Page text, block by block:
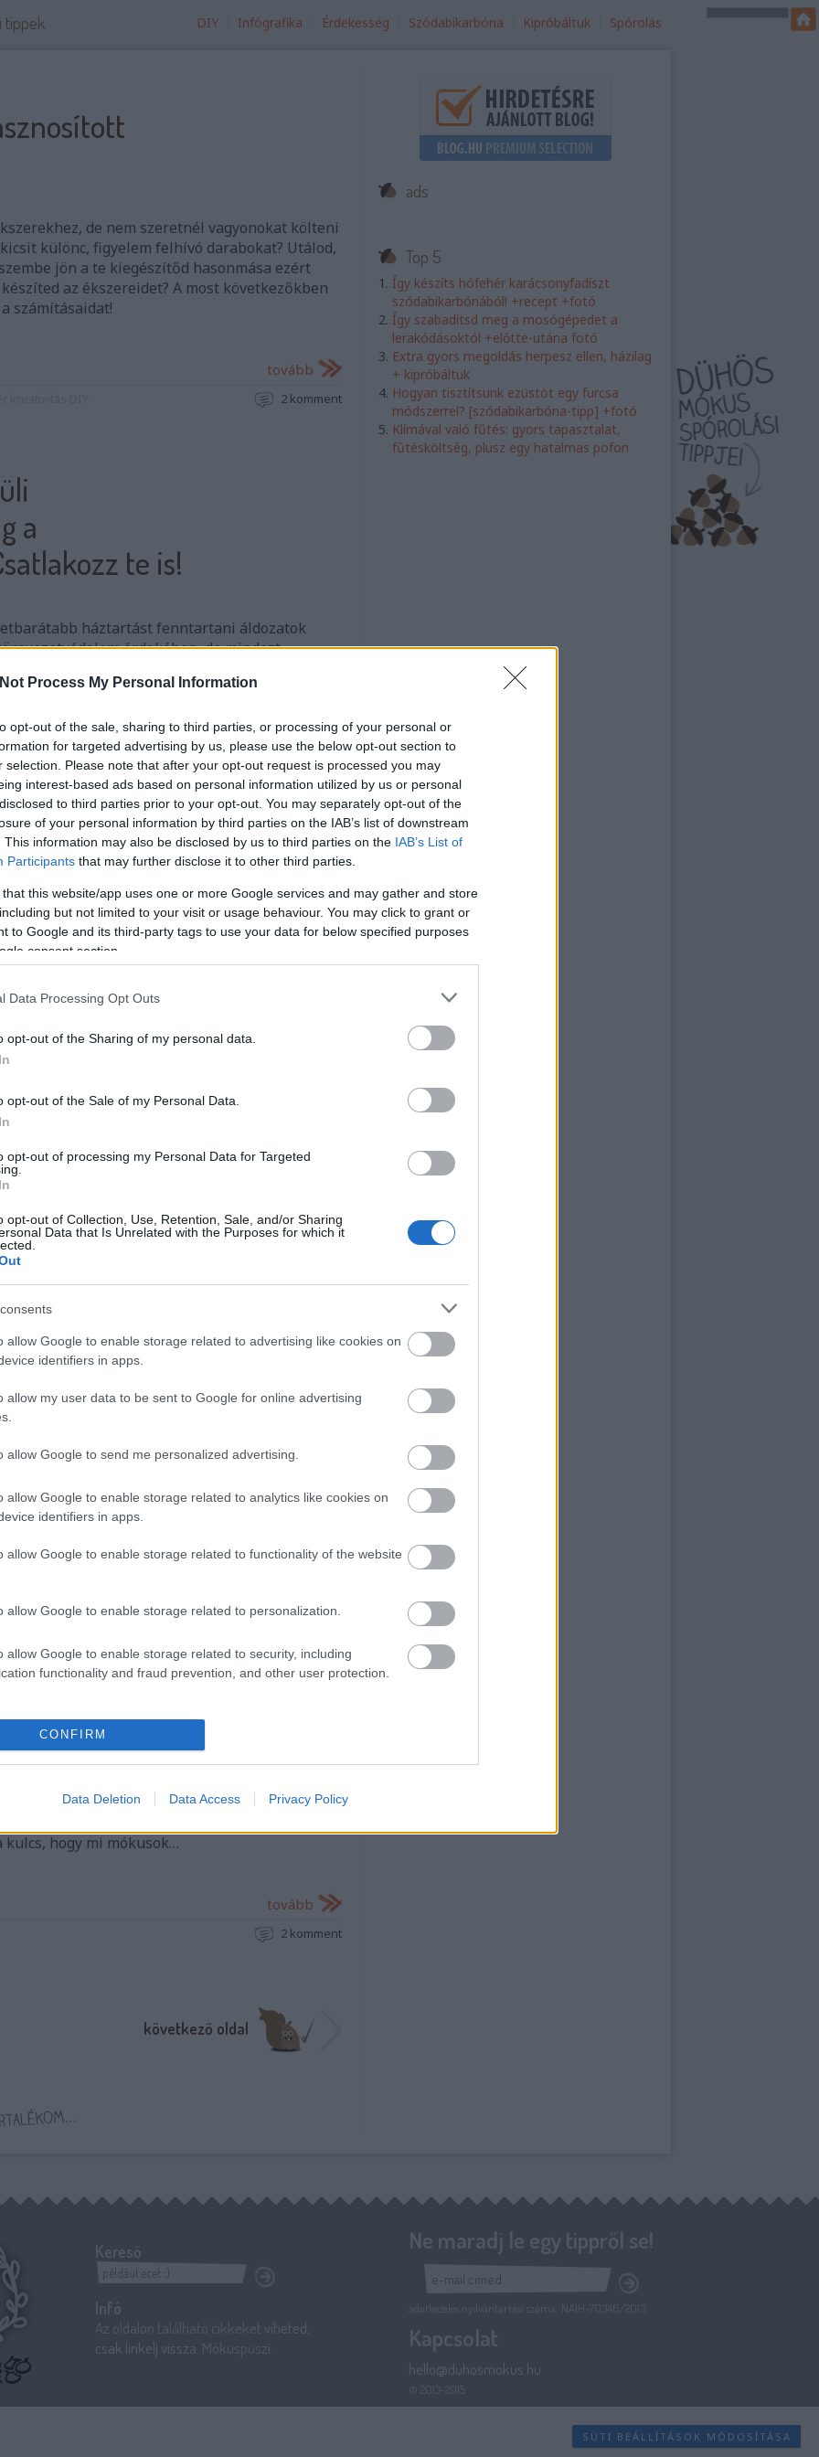
Process My Personal Information
opt-out of the sale, sharing to third parties, or processing of your personal or
for targeted advertising by us, please use the below opt-out section to
selection. Please note that after your opt-out request is processed you may
interest-based ads based on personal information utilized by us or personal
to third parties prior to your opt-out. You may separately opt-out of the
of your personal information by third parties on the IAB’s list of downstream
This information may also be disclosed by us to third parties on the IAB’s List of
Participants that may further disclose it to other third parties.
that this website/app uses one or more Google services and may gather and store
but not limited to your visit or usage behaviour. You may click to grant or
to Google and its third-party tags to use your data for below specified purposes
consent section.
Data Processing Opt Outs
opt-out of the Sharing of my personal data.
opt-out of the Sale of my Personal Data.
opt-out of processing my Personal Data for Targeted
opt-out of Collection, Use, Retention, Sale, and/or Sharing
Data that Is Unrelated with the Purposes for which it
allow Google to enable storage related to advertising like cookies on
identifiers in apps.
allow my user data to be sent to Google for online advertising
allow Google to send me personalized advertising.
allow Google to enable storage related to analytics like cookies on
identifiers in apps.
allow Google to enable storage related to functionality of the website
allow Google to enable storage related to personalization.
allow Google to enable storage related to security, including
functionality and fraud prevention, and other user protection.
CONFIRM
Data Deletion Data Access Privacy Policy
tippek DIY Infógrafika Érdekesség Szódabikarbóna Kipróbáltuk Spórolás
de nem szeretnél vagyonokat költeni
különc, figyelem felhívó darabokat? Utálod,
jön a te kiegészítőd hasonmása ezért
az ékszereidet? A most következőkben
számításaidat!
tovább
2 komment
a
te is!
háztartást fenntartani áldozatok
érdekében, de mindezt
elindulhatsz ezen az úton!
tovább
praktikus háztartás sminkkörnyezetbarát
komment
chipset nassolni, akkor tarts velem és
használati tárgyat készíteni belőle.
a
hatalmas összegeket áldozni kedvenceikre. Most
szeretnénk kedvezni egy házilag is néhány
el
szóba?
megvannak a maga sajátosságai, amik részben
kint sötét és hideg van, a négy fal közti
kulcs, hogy mi mókusok…
tovább
2 komment
következő oldal
ads
Top 5
Így készíts hófehér karácsonyfadíszt
szódabikarbónából! +recept +fotó
Így szabadítsd meg a mosógépedet a
lerakódásoktól +előtte-utána fotó
Extra gyors megoldás herpesz ellen, házilag
+ kipróbáltuk
Hogyan tisztítsunk ezüstöt egy furcsa
módszerrel? [szódabikarbóna-tipp] +fotó
Klímával való fűtés: gyors tapasztalat,
fűtésköltség, plusz egy hatalmas pofon
Kereső
Infó
Az oldalon található cikkeket viheted,
csak linkelj vissza . Mókuspuszi.
Ne maradj le egy tippről se!
adatkezelés nyilvántartási száma: NAIH-70346/2013
Kapcsolat
hello@duhosmokus.hu
© 2013-2015
SÜTI BEÁLLÍTÁSOK MÓDOSÍTÁSA